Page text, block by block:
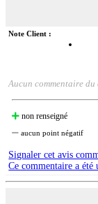
Note Client :
Aucun commentaire
non renseigné
aucun point négatif
Signaler cet avis
Ce commentaire a